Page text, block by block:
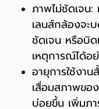
ภาพไม่ชัดเจน
เลนส์กล้องจะ
ชัดเจน หรือบิ
เหตุการณ์ได้อ
อายุการใช้งา
เสื่อมสภาพข
บ่อยขึ้น เพิ่มภา